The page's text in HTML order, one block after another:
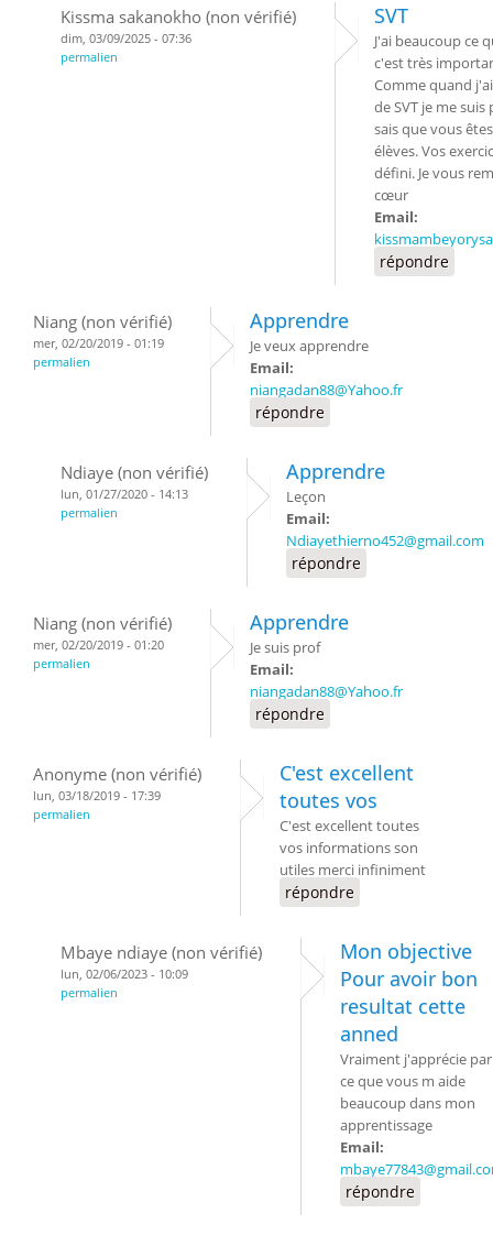
Kissma sakanokho (non vérifié)
dim, 03/09/2025 - 07:36
permalien
SVT
J'ai beaucoup ce
c'est très
Comme quand
de SVT je me
sais que vous
élèves. Vos
défini. Je vous
cœur
Email:
répondre
Niang (non vérifié)
mer, 02/20/2019 - 01:19
permalien
Apprendre
Je veux apprendre
Email:
niangadan88@Yahoo.fr
répondre
Ndiaye (non vérifié)
lun, 01/27/2020 - 14:13
permalien
Apprendre
Leçon
Email:
Ndiayethierno452@gmail.com
répondre
Niang (non vérifié)
mer, 02/20/2019 - 01:20
permalien
Apprendre
Je suis prof
Email:
niangadan88@Yahoo.fr
répondre
Anonyme (non vérifié)
lun, 03/18/2019 - 17:39
permalien
C'est excellent
toutes vos
C'est excellent toutes
vos informations son
utiles merci infiniment
répondre
Mbaye ndiaye (non vérifié)
lun, 02/06/2023 - 10:09
permalien
Mon objective
Pour avoir bon
resultat cette
anned
Vraiment j'apprécie par
ce que vous m aide
beaucoup dans mon
apprentissage
Email:
répondre